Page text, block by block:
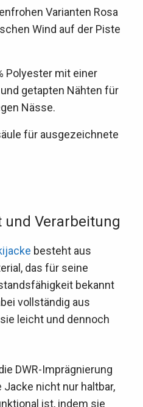
Varianten Rosa
Wind auf der Piste
Polyester mit einer
getapten Nähten für
Nässe.
für ausgezeichnete
Verarbeitung
besteht aus
das für seine
bekannt
vollständig aus
leicht und dennoch
DWR-Imprägnierung
Jacke nicht nur haltbar,
ist, indem sie